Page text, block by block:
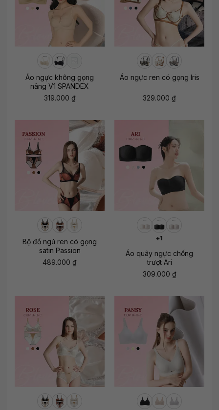
Áo ngực không gọng
nâng V1 SPANDEX
319.000 ₫
Áo ngực ren có gọng Iris
329.000 ₫
Bộ đồ ngủ ren có gọng
satin Passion
489.000 ₫
+1
Áo quây ngực chống
trượt Ari
309.000 ₫